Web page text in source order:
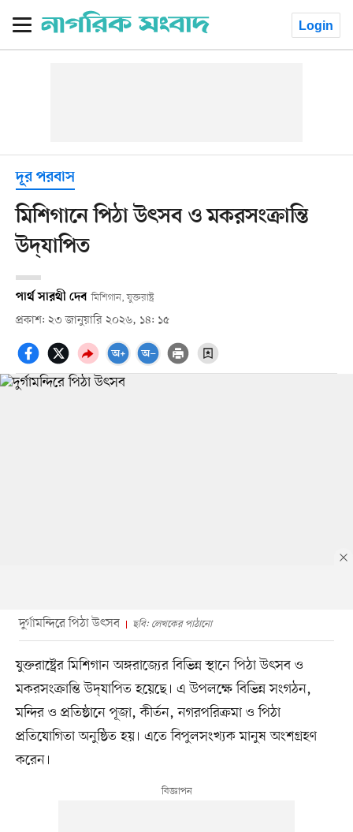
Login
দূর পরবাস
মিশিগানে পিঠা উৎসব ও মকরসংক্রান্তি
উদ্‌যাপিত
পার্থ সারথী দেব মিশিগান, যুক্তরাষ্ট্র
প্রকাশ: ২৩ জানুয়ারি ২০২৬, ১৪: ১৫
দুর্গামন্দিরে পিঠা উৎসব ছবি: লেখকের পাঠানো
যুক্তরাষ্ট্রের মিশিগান অঙ্গরাজ্যের বিভিন্ন স্থানে পিঠা উৎসব ও
মকরসংক্রান্তি উদ্‌যাপিত হয়েছে। এ উপলক্ষে বিভিন্ন সংগঠন,
মন্দির ও প্রতিষ্ঠানে পূজা, কীর্তন, নগরপরিক্রমা ও পিঠা
প্রতিযোগিতা অনুষ্ঠিত হয়। এতে বিপুলসংখ্যক মানুষ অংশগ্রহণ
করেন।